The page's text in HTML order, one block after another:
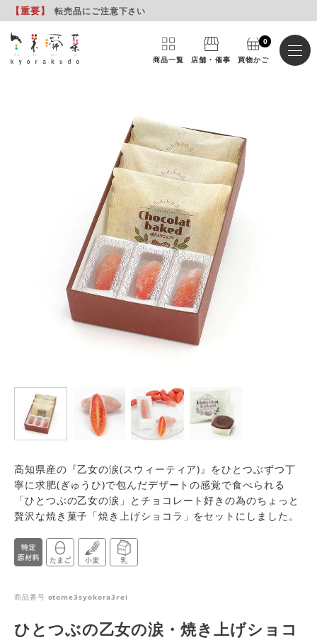
【重要】 転売品にご注意下さい
商品一覧 店舗・催事 買物かご
0
高知県産の『乙女の涙(スウィーティア)』をひとつぶずつ丁
寧に求肥(ぎゅうひ)で包んだデザートの感覚で食べられる
「ひとつぶの乙女の涙」とチョコレート好きの為のちょっと
贅沢な焼き菓子「焼き上げショコラ」をセットにしました。
商品番号 otome3syokora3rei
ひとつぶの乙女の涙・焼き上げショコ